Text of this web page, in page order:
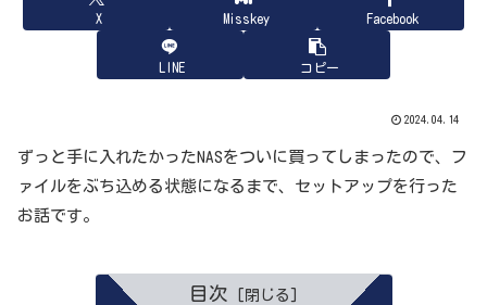
X Misskey Facebook
LINE コピー
2024.04.14
ずっと手に入れたかったNASをついに買ってしまったので、フ
ァイルをぶち込める状態になるまで、セットアップを行った
お話です。
目次